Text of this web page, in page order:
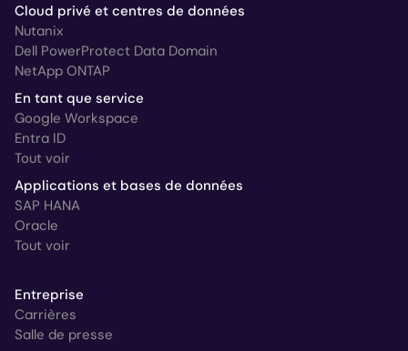
Cloud privé et centres de données
Nutanix
Dell PowerProtect Data Domain
NetApp ONTAP
En tant que service
Google Workspace
Entra ID
Tout voir
Applications et bases de données
SAP HANA
Oracle
Tout voir
Entreprise
Carrières
Salle de presse